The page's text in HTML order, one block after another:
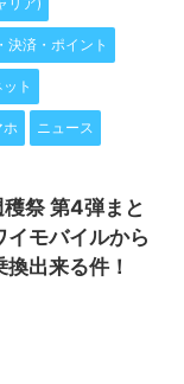
決済・ポイント
ト
ホ ニュース
穫祭 第4弾まと
モバイルから
出来る件！